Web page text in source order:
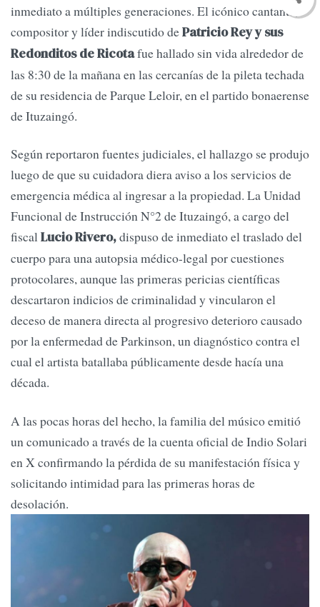
inmediato a múltiples generaciones. El icónico cantante,
compositor y líder indiscutido dePatricio Rey y sus
Redonditos de Ricotafue hallado sin vida alrededor de
las 8:30 de la mañana en las cercanías de la pileta techada
de su residencia de Parque Leloir, en el partido bonaerense
de Ituzaingó.
Según reportaron fuentes judiciales, el hallazgo se produjo
luego de que su cuidadora diera aviso a los servicios de
emergencia médica al ingresar a la propiedad. La Unidad
Funcional de Instrucción N°2 de Ituzaingó, a cargo del
fiscalLucio Rivero,dispuso de inmediato el traslado del
cuerpo para una autopsia médico-legal por cuestiones
protocolares, aunque las primeras pericias científicas
descartaron indicios de criminalidad y vincularon el
deceso de manera directa al progresivo deterioro causado
por la enfermedad de Parkinson, un diagnóstico contra el
cual el artista batallaba públicamente desde hacía una
década.
A las pocas horas del hecho, la familia del músico emitió
un comunicado a través de la cuenta oficial de Indio Solari
en X confirmando la pérdida de su manifestación física y
solicitando intimidad para las primeras horas de
desolación.